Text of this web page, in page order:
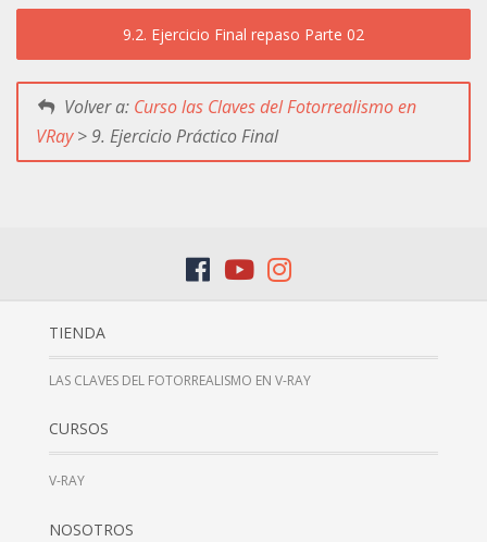
9.2. Ejercicio Final repaso Parte 02
Volver a: Curso las Claves del Fotorrealismo en
VRay> 9. Ejercicio Práctico Final
TIENDA
LAS CLAVES DEL FOTORREALISMO EN V-RAY
CURSOS
V-RAY
NOSOTROS